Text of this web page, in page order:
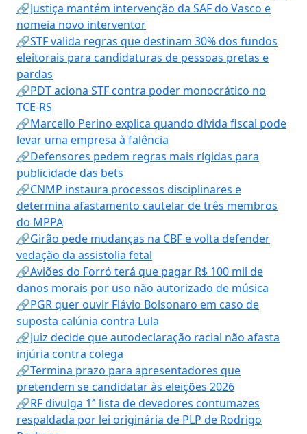
🔗Justiça mantém intervenção da SAF do Vasco e
nomeia novo interventor
🔗STF valida regras que destinam 30% dos fundos
eleitorais para candidaturas de pessoas pretas e
pardas
🔗PDT aciona STF contra poder monocrático no
TCE-RS
🔗Marcello Perino explica quando dívida fiscal pode
levar uma empresa à falência
🔗Defensores pedem regras mais rígidas para
publicidade das bets
🔗CNMP instaura processos disciplinares e
determina afastamento cautelar de três membros
do MPPA
🔗Girão pede mudanças na CBF e volta defender
vedação da assistolia fetal
🔗Aviões do Forró terá que pagar R$ 100 mil de
danos morais por uso não autorizado de música
🔗PGR quer ouvir Flávio Bolsonaro em caso de
suposta calúnia contra Lula
🔗Juiz decide que autodeclaração racial não afasta
injúria contra colega
🔗Termina prazo para apresentadores que
pretendem se candidatar às eleições 2026
🔗RF divulga 1ª lista de devedores contumazes
respaldada por lei originária de PLP de Rodrigo